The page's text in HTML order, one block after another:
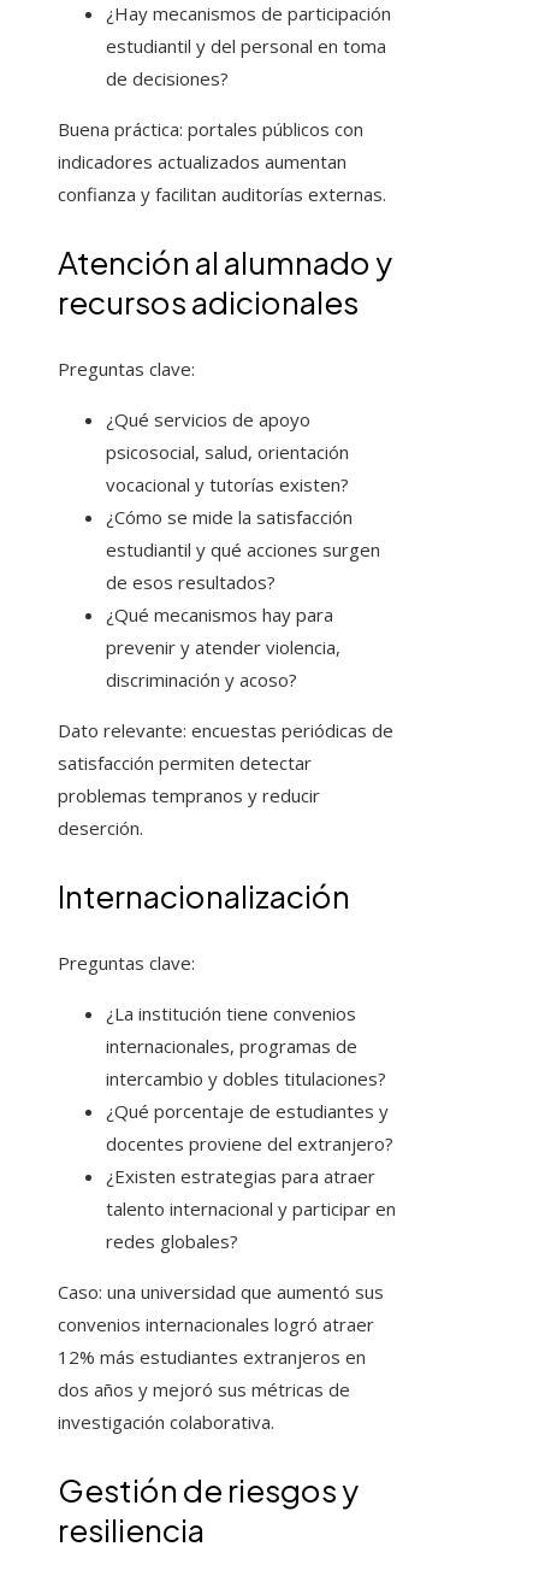
¿Hay mecanismos de participación
estudiantil y del personal en toma
de decisiones?
Buena práctica: portales públicos con
indicadores actualizados aumentan
confianza y facilitan auditorías externas.
Atención al alumnado y
recursos adicionales
Preguntas clave:
¿Qué servicios de apoyo
psicosocial, salud, orientación
vocacional y tutorías existen?
¿Cómo se mide la satisfacción
estudiantil y qué acciones surgen
de esos resultados?
¿Qué mecanismos hay para
prevenir y atender violencia,
discriminación y acoso?
Dato relevante: encuestas periódicas de
satisfacción permiten detectar
problemas tempranos y reducir
deserción.
Internacionalización
Preguntas clave:
¿La institución tiene convenios
internacionales, programas de
intercambio y dobles titulaciones?
¿Qué porcentaje de estudiantes y
docentes proviene del extranjero?
¿Existen estrategias para atraer
talento internacional y participar en
redes globales?
Caso: una universidad que aumentó sus
convenios internacionales logró atraer
12% más estudiantes extranjeros en
dos años y mejoró sus métricas de
investigación colaborativa.
Gestión de riesgos y
resiliencia